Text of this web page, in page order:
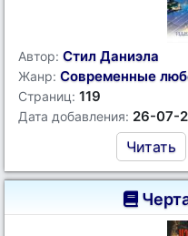
Автор: Стил Даниэла
Жанр: Современные
Страниц: 119
Дата добавления: 26-07-
Читать